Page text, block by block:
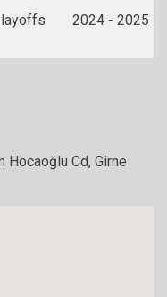
2024 - 2025
Hocaoğlu Cd, Girne